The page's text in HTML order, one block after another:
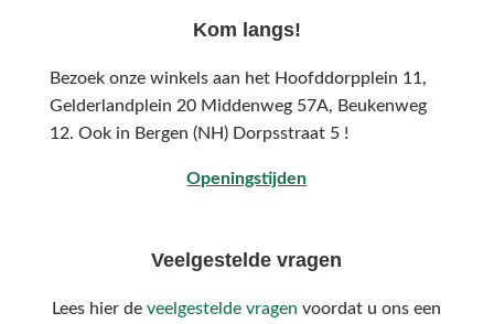
Kom langs!
Bezoek onze winkels aan het Hoofddorpplein 11,
Gelderlandplein 20 Middenweg 57A, Beukenweg
12. Ook in Bergen (NH) Dorpsstraat 5 !
Openingstijden
Veelgestelde vragen
Lees hier deveelgestelde vragen voordat u ons een